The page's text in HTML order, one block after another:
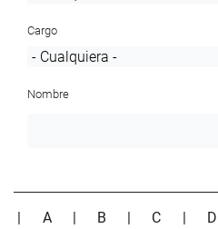
Cargo
Nombre
| A | B | C | D